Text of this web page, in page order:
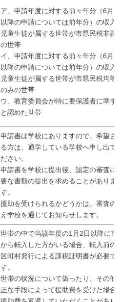
ア、申請年度に対する前々年分（6月1
以降の申請については前年分）の収入
児童生徒が属する世帯が市県民税非課
の世帯
イ、申請年度に対する前々年分（6月1
以降の申請については前年分）の収入
児童生徒が属する世帯が市県民税均等
のみの世帯
ウ、教育委員会が特に要保護者に準ず
と認めた世帯
申請書は学校にありますので、希望さ
る方は、通学している学校へ申し出て
ださい。
申請書を学校に提出後、認定の審査に
要な書類の提出を求めることがありま
す。
援助を受けられるかどうかは、審査の
え学校を通じてお知らせします。
世帯の中で当該年度の1月2日以降に市
から転入した方がいる場合、転入前の
区町村発行による課税証明書が必要で
す。
世帯の状況について偽ったり、その他
正な手段によって援助費を受けた場合